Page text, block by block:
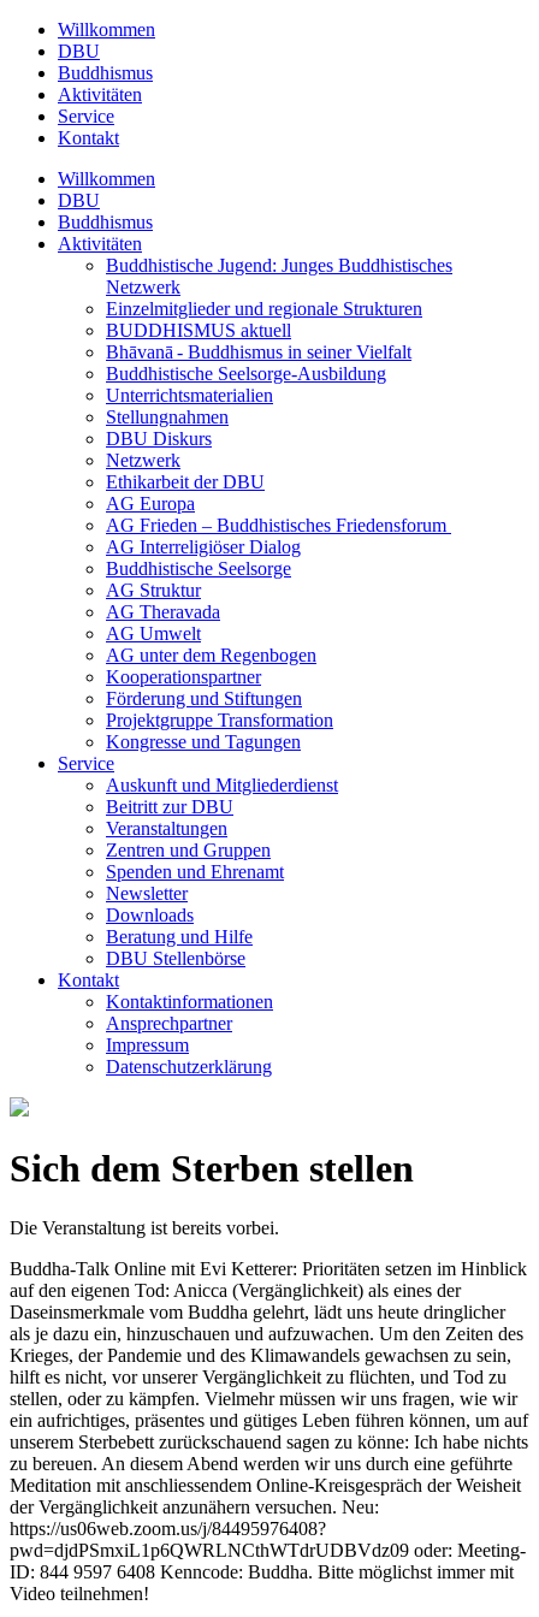
Willkommen
DBU
Buddhismus
Aktivitäten
Service
Kontakt
Willkommen
DBU
Buddhismus
Aktivitäten
Buddhistische Jugend: Junges Buddhistisches
Netzwerk
Einzelmitglieder und regionale Strukturen
BUDDHISMUS aktuell
Bhāvanā - Buddhismus in seiner Vielfalt
Buddhistische Seelsorge-Ausbildung
Unterrichtsmaterialien
Stellungnahmen
DBU Diskurs
Netzwerk
Ethikarbeit der DBU
AG Europa
AG Frieden – Buddhistisches Friedensforum
AG Interreligiöser Dialog
Buddhistische Seelsorge
AG Struktur
AG Theravada
AG Umwelt
AG unter dem Regenbogen
Kooperationspartner
Förderung und Stiftungen
Projektgruppe Transformation
Kongresse und Tagungen
Service
Auskunft und Mitgliederdienst
Beitritt zur DBU
Veranstaltungen
Zentren und Gruppen
Spenden und Ehrenamt
Newsletter
Downloads
Beratung und Hilfe
DBU Stellenbörse
Kontakt
Kontaktinformationen
Ansprechpartner
Impressum
Datenschutzerklärung
Sich dem Sterben stellen
Die Veranstaltung ist bereits vorbei.
Buddha-Talk Online mit Evi Ketterer: Prioritäten setzen im Hinblick
auf den eigenen Tod: Anicca (Vergänglichkeit) als eines der
Daseinsmerkmale vom Buddha gelehrt, lädt uns heute dringlicher
als je dazu ein, hinzuschauen und aufzuwachen. Um den Zeiten des
Krieges, der Pandemie und des Klimawandels gewachsen zu sein,
hilft es nicht, vor unserer Vergänglichkeit zu flüchten, und Tod zu
stellen, oder zu kämpfen. Vielmehr müssen wir uns fragen, wie wir
ein aufrichtiges, präsentes und gütiges Leben führen können, um auf
unserem Sterbebett zurückschauend sagen zu könne: Ich habe nichts
zu bereuen. An diesem Abend werden wir uns durch eine geführte
Meditation mit anschliessendem Online-Kreisgespräch der Weisheit
der Vergänglichkeit anzunähern versuchen. Neu:
https://us06web.zoom.us/j/84495976408?
pwd=djdPSmxiL1p6QWRLNCthWTdrUDBVdz09 oder: Meeting-
ID: 844 9597 6408 Kenncode: Buddha. Bitte möglichst immer mit
Video teilnehmen!